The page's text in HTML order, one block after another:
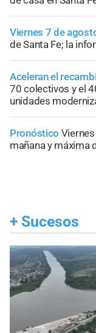
Viernes 7 de
de Santa Fe; la
Aceleran el
70 colectivos y el
unidades
Pronóstico
mañana y máxima
+ Sucesos